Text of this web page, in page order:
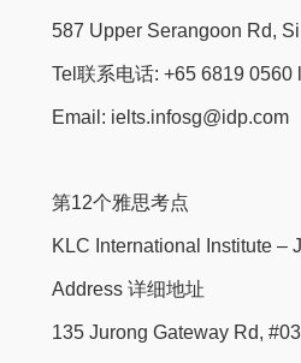
587 Upper Serangoon Rd,
Tel联系电话: +65 6819 0560
Email: ielts.infosg@idp.com
第12个雅思考点
KLC International Institute –
Address 详细地址
135 Jurong Gateway Rd,